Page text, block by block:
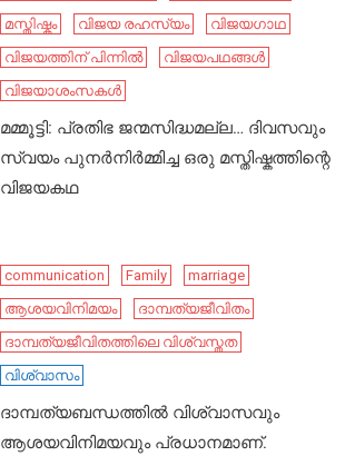
മസ്തിഷ്കം
വിജയ രഹസ്യം
വിജയഗാഥ
വിജയത്തിന് പിന്നിൽ
വിജയപഥങ്ങൾ
വിജയാശംസകൾ
മമ്മൂട്ടി: പ്രതിഭ ജന്മസിദ്ധമല്ല… ദിവസവും
സ്വയം പുനർനിർമ്മിച്ച ഒരു മസ്തിഷ്കത്തിന്റെ
വിജയകഥ
communication Family
marriage
ആശയവിനിമയം
ദാമ്പത്യജീവിതം
ദാമ്പത്യജീവിതത്തിലെ വിശ്വസ്തത
വിശ്വാസം
ദാമ്പത്യബന്ധത്തിൽ വിശ്വാസവും
ആശയവിനിമയവും പ്രധാനമാണ്.